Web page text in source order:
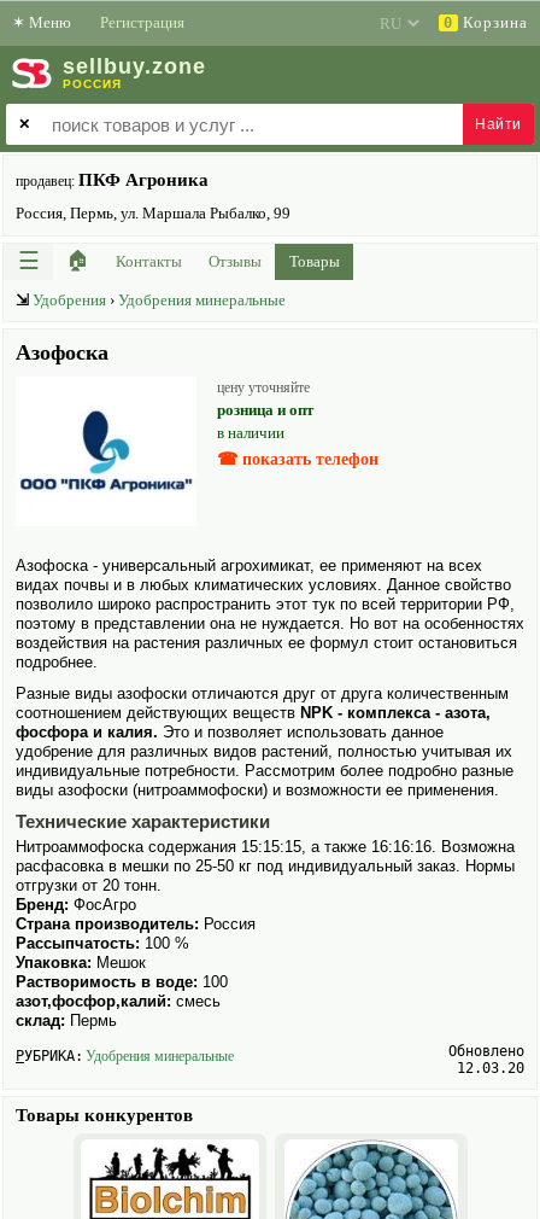
✶ Меню Регистрация 0 Корзина
sell buy.zone
РОССИЯ
✕
продавец: ПКФ Агроника
Россия, Пермь, ул. Маршала Рыбалко, 99
☰ 🏠 Контакты Отзывы Товары
⇲ Удобрения › Удобрения минеральные
Азофоска
цену уточняйте
розница и опт
в наличии
☎ показать телефон
Азофоска - универсальный агрохимикат, ее применяют на всех
видах почвы и в любых климатических условиях. Данное свойство
позволило широко распространить этот тук по всей территории РФ,
поэтому в представлении она не нуждается. Но вот на особенностях
воздействия на растения различных ее формул стоит остановиться
подробнее.
Разные виды азофоски отличаются друг от друга количественным
соотношением действующих веществ NPK - комплекса - азота,
фосфора и калия. Это и позволяет исполь­зовать данное
удобрение для различных видов растений, полностью учитывая их
индивидуальные потребности. Рассмотрим более подробно разные
виды азофоски (нитроаммофоски) и возможности ее применения.
Технические характеристики
Нитроаммофоска содержания 15:15:15, а также 16:16:16. Возможна
расфасовка в мешки по 25-50 кг под индивидуальный заказ. Нормы
отгрузки от 20 тонн.
Бренд: ФосАгро
Страна производитель: Россия
Рассыпчатость: 100 %
Упаковка: Мешок
Растворимость в воде: 100
азот,фосфор,калий: смесь
склад: Пермь
РУБРИКА: Удобрения минеральные
Обновлено
12.03.20
Товары конкурентов